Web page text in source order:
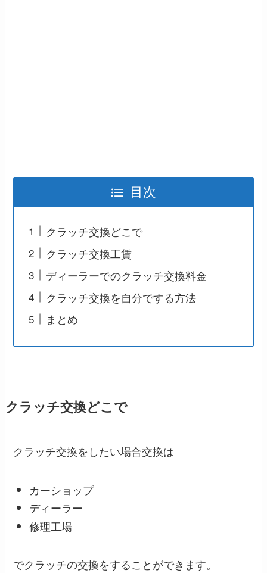
目次
クラッチ交換どこで
クラッチ交換工賃
ディーラーでのクラッチ交換料金
クラッチ交換を自分でする方法
まとめ
クラッチ交換どこで
クラッチ交換をしたい場合交換は
カーショップ
ディーラー
修理工場
でクラッチの交換をすることができます。